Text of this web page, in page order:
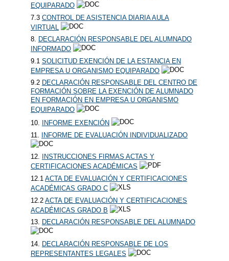
EQUIPARADO
7.3 CONTROL DE ASISTENCIA DIARIA AULA
VIRTUAL
8. DECLARACIÓN RESPONSABLE DEL ALUMNADO
INFORMADO
9.1 SOLICITUD EXENCIÓN DE LA ESTANCIA EN
EMPRESA U ORGANISMO EQUIPARADO
9.2 DECLARACIÓN RESPONSABLE DEL CENTRO DE
FORMACIÓN SOBRE LA EXENCIÓN DE ALUMNADO
EN FORMACIÓN EN EMPRESA U ORGANISMO
EQUIPARADO
10.
INFORME EXENCIÓN
11.
INFORME DE EVALUACIÓN INDIVIDUALIZADO
12.
INSTRUCCIONES FIRMAS ACTAS Y
CERTIFICACIONES ACADÉMICAS
12.1 ACTA DE EVALUACIÓN Y CERTIFICACIONES
ACADÉMICAS GRADO C
12.2 ACTA DE EVALUACIÓN Y CERTIFICACIONES
ACADÉMICAS GRADO B
13. DECLARACIÓN RESPONSABLE DEL ALUMNADO
14. DECLARACIÓN RESPONSABLE DE LOS
REPRESENTANTES LEGALES